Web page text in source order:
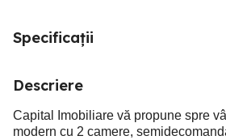
Specificații
Descriere
Capital Imobiliare vă propune spre
modern cu 2 camere,